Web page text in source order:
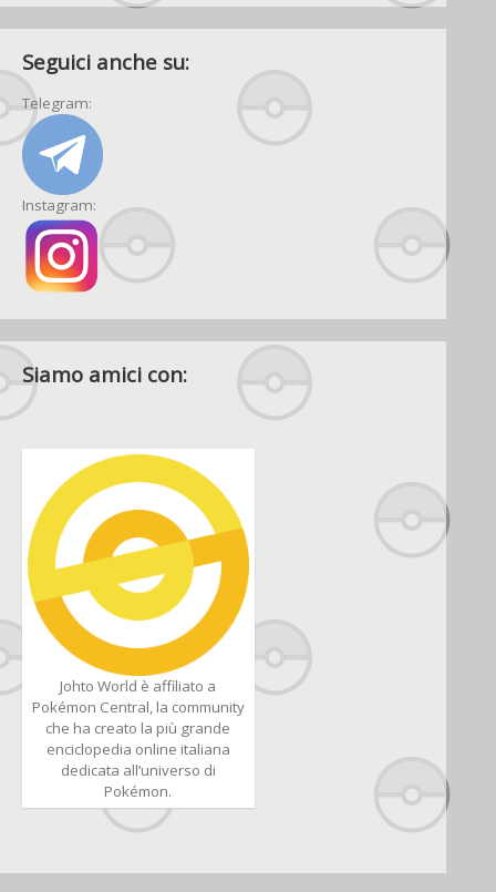
Seguici anche su:
Telegram:
Instagram:
Siamo amici con:
Johto World è affiliato a
Pokémon Central, la community
che ha creato la più grande
enciclopedia online italiana
dedicata all’universo di
Pokémon.